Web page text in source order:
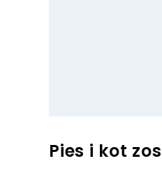
Pies i kot